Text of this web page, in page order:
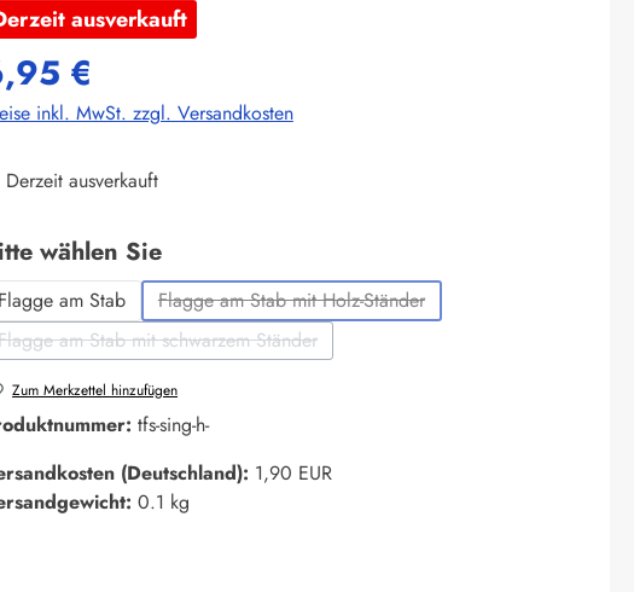
ausverkauft
€
inkl. MwSt. zzgl. Versandkosten
Derzeit ausverkauft
wählen Sieauswählen
Flagge am Stab Flagge am Stab mit Holz-Ständer
(Diese Option ist zurzeit nicht verfügbar.)
am Stab mit schwarzem Ständer
(Diese Option ist zurzeit nicht verfügbar.)
Zum Merkzettel hinzufügen
tfs-sing-h-
(Deutschland): 1,90 EUR
0.1 kg